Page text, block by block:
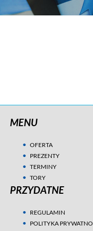
MENU
OFERTA
PREZENTY
TERMINY
TORY
PRZYDATNE
REGULAMIN
POLITYKA